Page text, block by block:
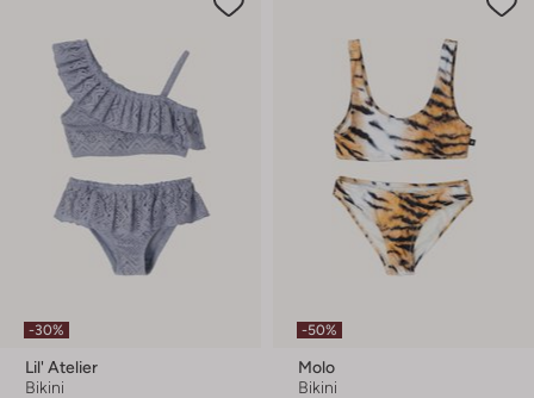
-30%
Lil' Atelier
Bikini
-50%
Molo
Bikini